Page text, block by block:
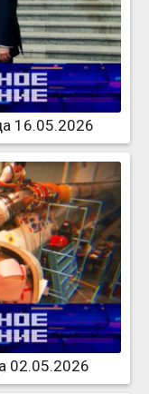
16.05.2026
02.05.2026